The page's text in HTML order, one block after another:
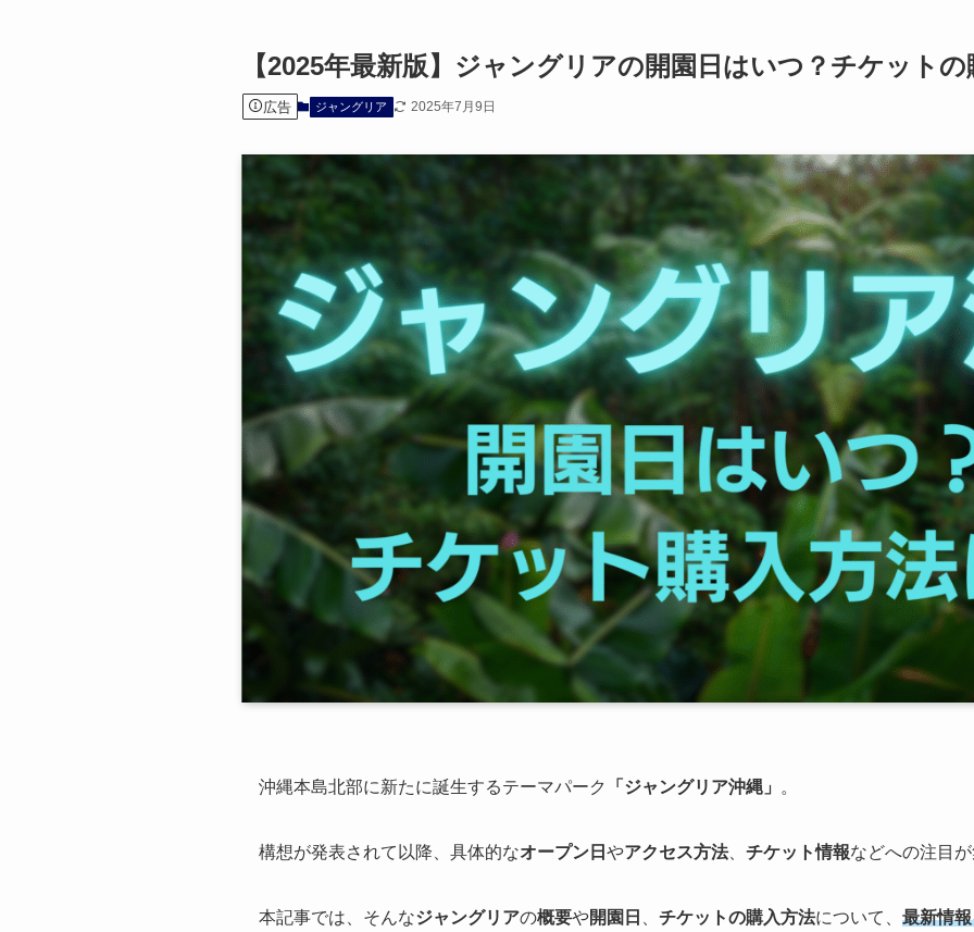
【2025年最新版】ジャングリアの開園日はいつ？チケットの
広告 ジャングリア 2025年7月9日
沖縄本島北部に新たに誕生するテーマパーク 「ジャングリア沖縄」 。
構想が発表されて以降、具体的なオープン日 やアクセス方法、 チケット情報などへの注目が
本記事では、そんなジャングリアの概要や開園日 チケットの購入方法について、 最新情